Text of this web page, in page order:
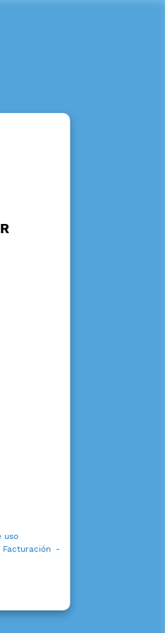
uso
-